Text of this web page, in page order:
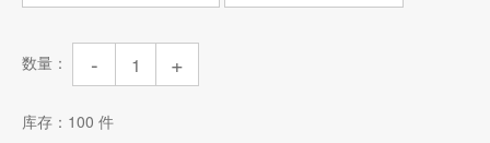
数量： - +
库存： 100 件